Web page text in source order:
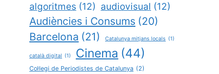
algoritmes (12) audiovisual (12)
Audiències i Consums (20)
Barcelona (21) Catalunya mitjans locals (1)
català digital (1) Cinema (44)
Col·legi de Periodistes de Catalunya (2)